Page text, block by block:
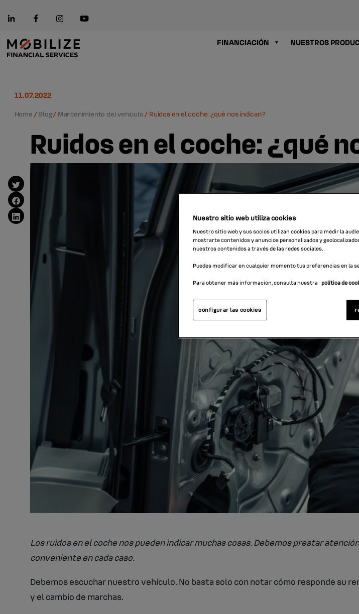
FINANCIACIÓN NUESTROS
11.07.2022
Home /Blog/ Mantenimiento del vehículo / Ruidos en el coche: ¿qué nos indican?
Ruidos en el coche: ¿qué
Los ruidos en el coche nos pueden indicar muchas cosas. Debemos prestar
conveniente en cada caso.
Debemos escuchar nuestro vehículo. No basta solo con notar cómo responde su
y el cambio de marchas.
Nuestro sitio web utiliza cookies
Nuestro sitio web y sus socios utilizan cookies para medir la
mostrarte contenidos y anuncios personalizados y
nuestros contenidos a través de las redes sociales.
Puedes modificar en cualquier momento tus preferencias en la
Para obtener más información, consulta nuestra política de
configurar las cookies